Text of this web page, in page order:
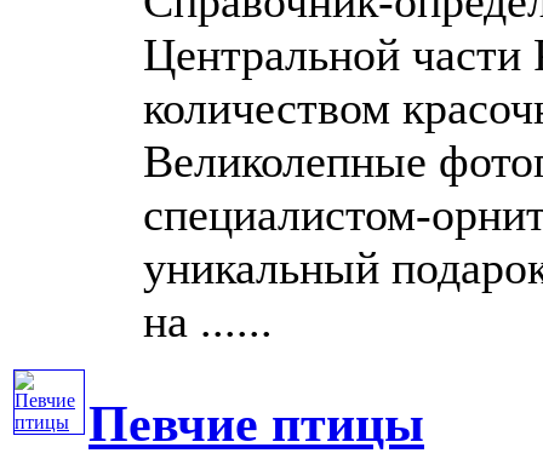
Центральной
количеством
Великолепные
специалистом-
уникальный
на ......
Певчие птицы